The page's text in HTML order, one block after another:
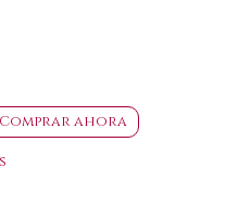
Comprar ahora